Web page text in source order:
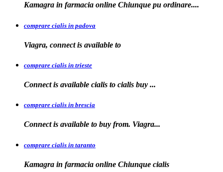
Kamagra in farmacia online Chiunque pu ordinare....
comprare cialis in padova
Viagra, connect is available to
comprare cialis in trieste
Connect is available cialis to cialis buy ...
comprare cialis in brescia
Connect is available to buy from. Viagra...
comprare cialis in taranto
Kamagra in farmacia online Chiunque cialis